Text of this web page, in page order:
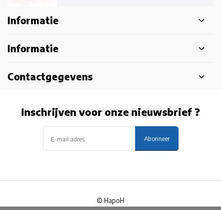
Informatie
Informatie
Contactgegevens
Inschrijven voor onze nieuwsbrief ?
Abonneer
© HapoH